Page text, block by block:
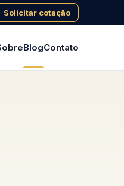
Solicitar cotação
BlogContato